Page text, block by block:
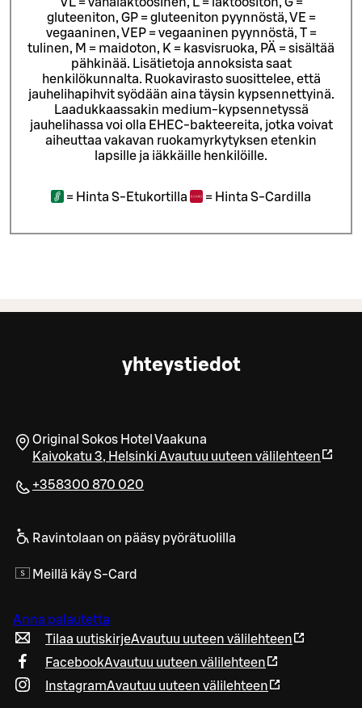
VL = vähälaktoosinen, L = laktoositon, G =
gluteeniton, GP = gluteeniton pyynnöstä, VE =
vegaaninen, VEP = vegaaninen pyynnöstä, T =
tulinen, M = maidoton, K = kasvisruoka, PÄ = sisältää
pähkinää. Lisätietoja annoksista saat
henkilökunnalta. Ruokavirasto suosittelee, että
jauhelihapihvit syödään aina täysin kypsennettyinä.
Laadukkaassakin medium-kypsennetyssä
jauhelihassa voi olla EHEC-bakteereita, jotka voivat
aiheuttaa vakavan ruokamyrkytyksen etenkin
lapsille ja iäkkäille henkilöille.
= Hinta S-Etukortilla = Hinta S-Cardilla
yhteystiedot
Original Sokos Hotel Vaakuna
Kaivokatu 3, Helsinki Avautuu uuteen välilehteen
+358300 870 020
Ravintolaan on pääsy pyörätuolilla
Meillä käy S-Card
Anna palautetta
Tilaa uutiskirjeAvautuu uuteen välilehteen
FacebookAvautuu uuteen välilehteen
InstagramAvautuu uuteen välilehteen